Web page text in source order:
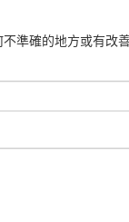
準確的地方或有改